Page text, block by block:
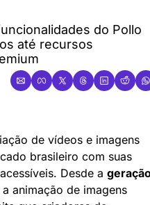
do Pollo
até recursos
de vídeos e imagens
que está revolucionando o mercado brasileiro com suas
Desde a
animação de imagens